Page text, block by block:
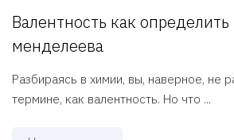
Валентность как
менделеева
Разбираясь в химии, вы, наверное, не
термине, как валентность. Но что ...